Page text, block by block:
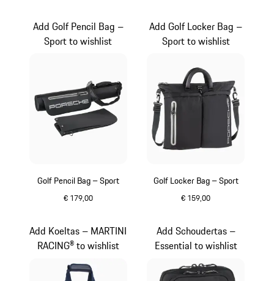
Golf Pencil Bag – Sport
€ 179,00
Add Golf Pencil Bag –
Sport to wishlist
Golf Locker Bag – Sport
€ 159,00
Add Golf Locker Bag –
Sport to wishlist
Add Koeltas – MARTINI
RACING® to wishlist
Add Schoudertas –
Essential to wishlist